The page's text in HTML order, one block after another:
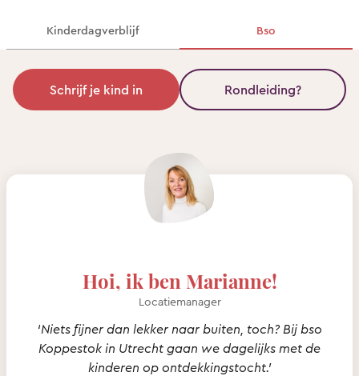
Kinderdagverblijf Bso
Schrijf je kind in Rondleiding?
Hoi, ik ben Marianne!
Locatiemanager
‘Niets fijner dan lekker naar buiten, toch? Bij bso
Koppestok in Utrecht gaan we dagelijks met de
kinderen op ontdekkingstocht.’